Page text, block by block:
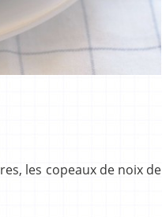
les copeaux de noix de